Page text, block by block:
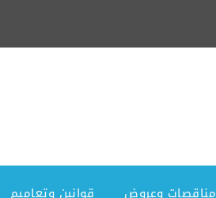
مناقصات وعروض قوانين وتعاميم